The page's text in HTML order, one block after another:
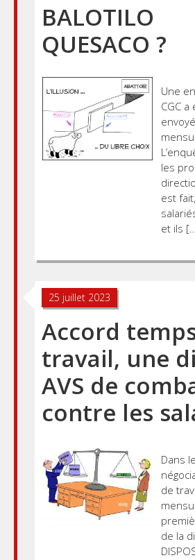
BALOTILO
QUESACO ?
Une
CGC
les
est
et ils
25 juillet 2023
Accord
travail, une
AVS de
contre les
Dans
de
de la